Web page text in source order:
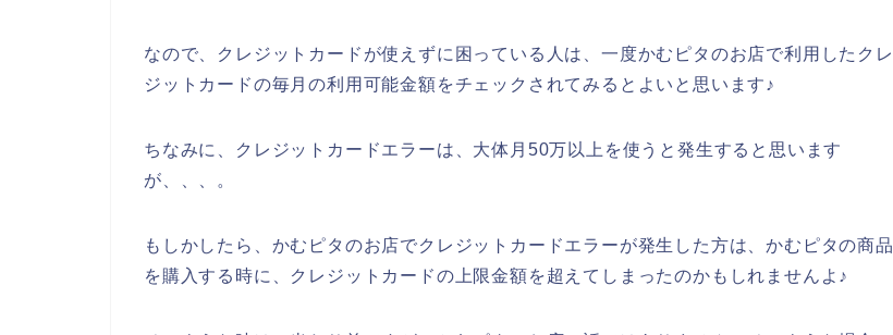
なので、クレジットカードが使えずに困っている人は、一度かむピタのお店で利用したクレ
ジットカードの毎月の利用可能金額をチェックされてみるとよいと思います♪
ちなみに、クレジットカードエラーは、大体月50万以上を使うと発生すると思います
が、、、。
もしかしたら、かむピタのお店でクレジットカードエラーが発生した方は、かむピタの商品
を購入する時に、クレジットカードの上限金額を超えてしまったのかもしれませんよ♪